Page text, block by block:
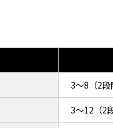
3～8（2段
3～12（2